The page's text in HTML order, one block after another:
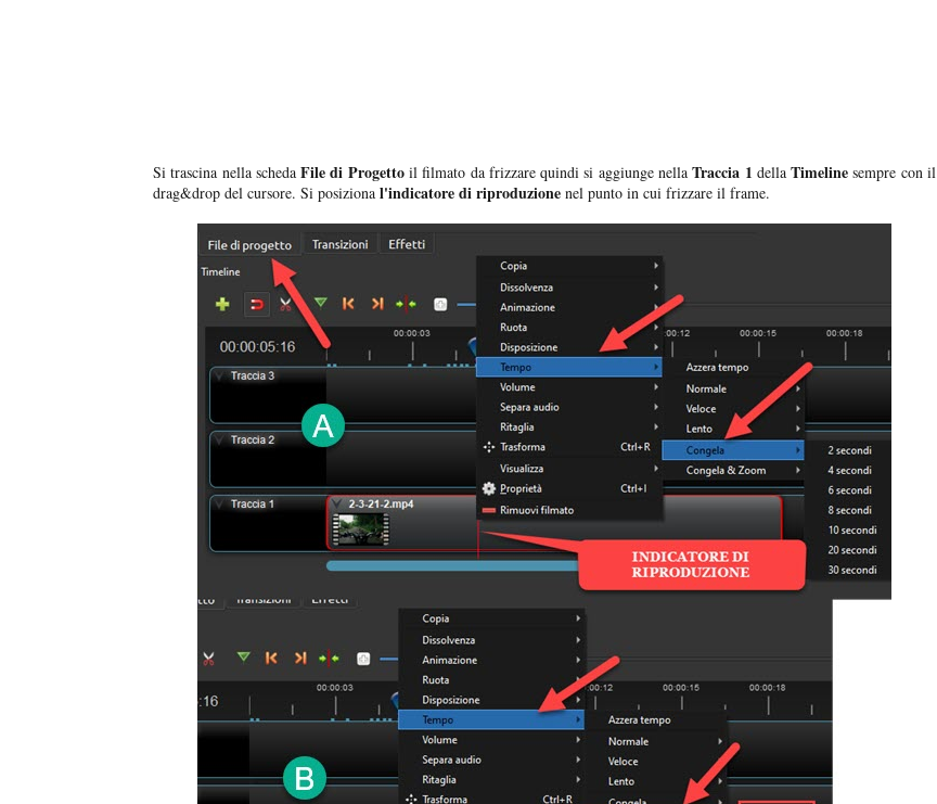
Si trascina nella schedaFile di Progettoil filmato da frizzare quindi si aggiunge nellaTraccia 1 dellaTimeline sempre con il
drag&drop del cursore. Si posiziona l'indicatore di riproduzione nel punto in cui frizzare il frame.